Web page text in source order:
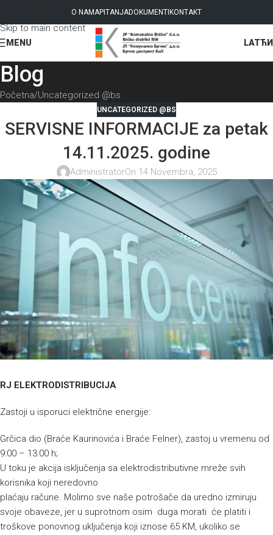
Skip to navigation
Skip to main content
O NAMAPITANJADOKUMENTI KONTAKT
MENU LAT
Blog
Početna Uncategorized @bs
UNCATEGORIZED @BS
SERVISNE INFORMACIJE za petak
14.11.2025. godine
AdministratorOn 14 Novembra, 2025
RJ ELEKTRODISTRIBUCIJA
Zastoji u isporuci električne energije:
Grčica dio (Braće Kaurinovića i Braće Felner), zastoj u vremenu od
9:00 – 13:00 h;
U toku je akcija isključenja sa elektrodistributivne mreže svih
korisnika koji neredovno
plaćaju račune. Molimo sve naše potrošače da uredno izmiruju
svoje obaveze, jer u suprotnom osim duga morati će platiti i
troškove ponovnog uključenja koji iznose 65 KM, ukoliko se